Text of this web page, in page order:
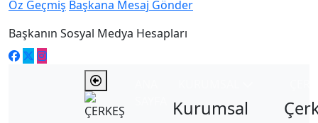
Öz Geçmiş Başkana Mesaj Gönder
Başkanın Sosyal Medya Hesapları
Kurumsal